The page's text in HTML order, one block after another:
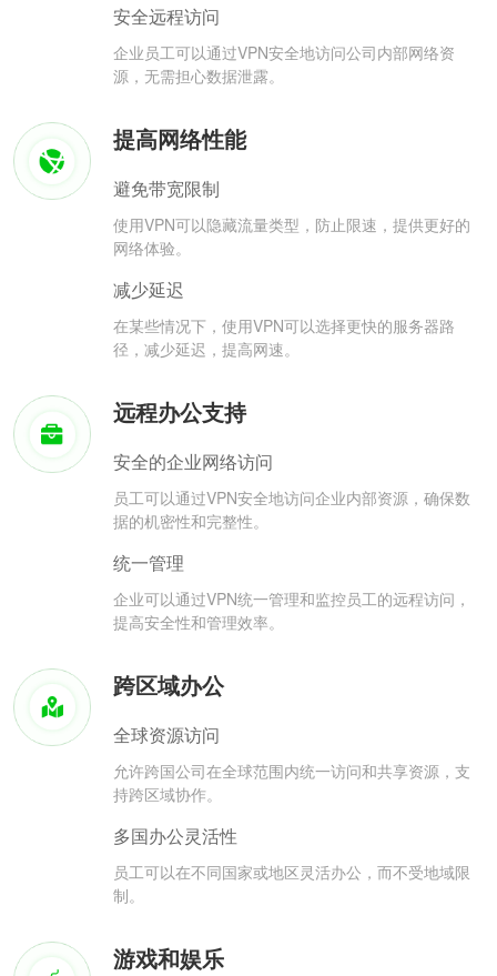
安全远程访问
企业员工可以通过VPN安全地访问公司内部网络资
源，无需担心数据泄露。
提高网络性能
避免带宽限制
使用VPN可以隐藏流量类型，防止限速，提供更好的
网络体验。
减少延迟
在某些情况下，使用VPN可以选择更快的服务器路
径，减少延迟，提高网速。
远程办公支持
安全的企业网络访问
员工可以通过VPN安全地访问企业内部资源，确保数
据的机密性和完整性。
统一管理
企业可以通过VPN统一管理和监控员工的远程访问，
提高安全性和管理效率。
跨区域办公
全球资源访问
允许跨国公司在全球范围内统一访问和共享资源，支
持跨区域协作。
多国办公灵活性
员工可以在不同国家或地区灵活办公，而不受地域限
制。
游戏和娱乐